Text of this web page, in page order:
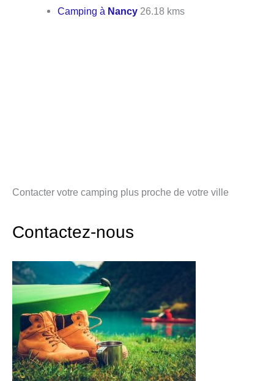
Camping à Nancy 26.18 kms
Contacter votre camping plus proche de votre ville
Contactez-nous